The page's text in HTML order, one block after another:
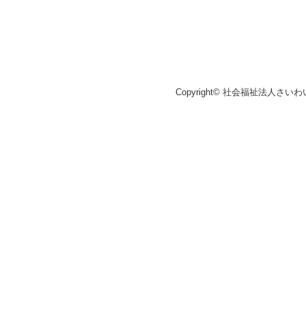
Copyright© 社会福祉法人さい